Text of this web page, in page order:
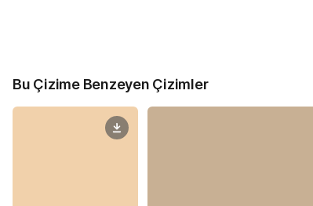
Bu Çizime Benzeyen Çizimler